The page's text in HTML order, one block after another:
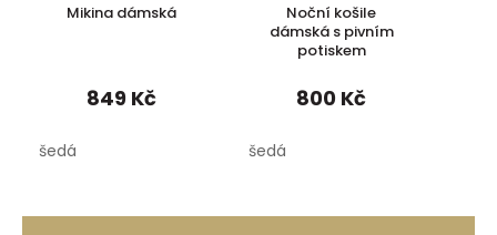
Mikina dámská
849 Kč
šedá
Noční košile
dámská s pivním
potiskem
800 Kč
šedá